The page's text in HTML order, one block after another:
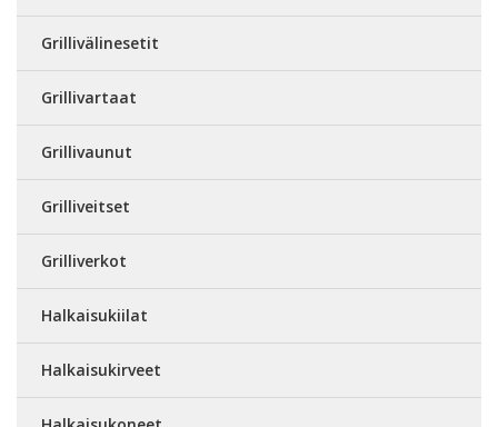
Grillivälinesetit
Grillivartaat
Grillivaunut
Grilliveitset
Grilliverkot
Halkaisukiilat
Halkaisukirveet